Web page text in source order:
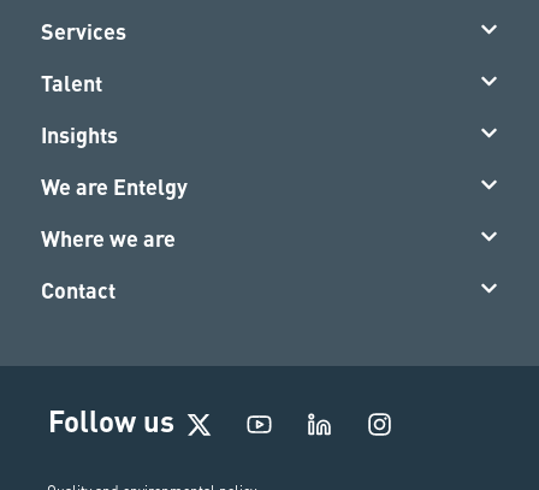
Services
Talent
Insights
We are Entelgy
Where we are
Contact
Follow us
I
n